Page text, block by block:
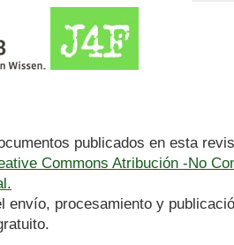
publicados en esta
Commons Atribución -No
envío, procesamiento y